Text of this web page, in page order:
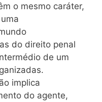
o mesmo caráter,
do direito penal
de um
implica
do agente,